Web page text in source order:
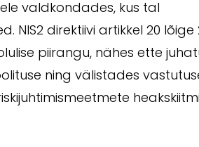
valdkondades, kus tal
NIS2 direktiivi artikkel 20 lõige
piirangu, nähes ette
ning välistades